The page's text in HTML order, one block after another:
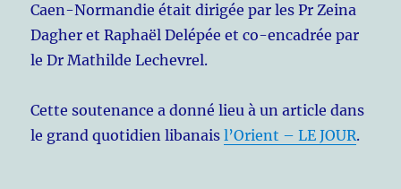
Caen-Normandie était dirigée par les Pr Zeina
Dagher et Raphaël Delépée et co-encadrée par
le Dr Mathilde Lechevrel.
Cette soutenance a donné lieu à un article dans
le grand quotidien libanaisl’Orient – LE JOUR.